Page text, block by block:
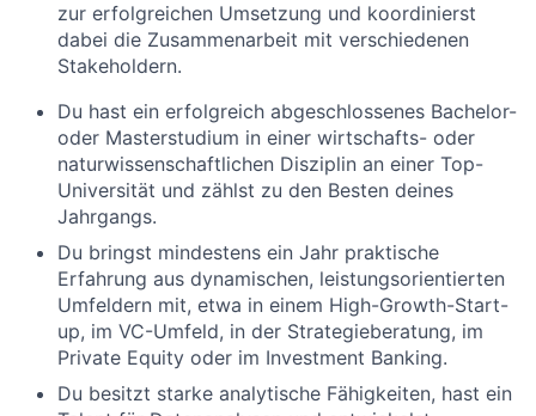
zur erfolgreichen Umsetzung und koordinierst
dabei die Zusammenarbeit mit verschiedenen
Stakeholdern.
Du hast ein erfolgreich abgeschlossenes Bachelor-
oder Masterstudium in einer wirtschafts- oder
naturwissenschaftlichen Disziplin an einer Top-
Universität und zählst zu den Besten deines
Jahrgangs.
Du bringst mindestens ein Jahr praktische
Erfahrung aus dynamischen, leistungsorientierten
Umfeldern mit, etwa in einem High-Growth-Start-
up, im VC-Umfeld, in der Strategieberatung, im
Private Equity oder im Investment Banking.
Du besitzt starke analytische Fähigkeiten, hast ein